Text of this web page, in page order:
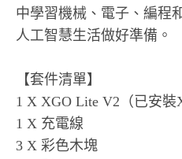
中學習機械、電子、編程
人工智慧生活做好準備。
【套件清單】
1 X XGO Lite V2（已安裝
1 X 充電線
3 X 彩色木塊